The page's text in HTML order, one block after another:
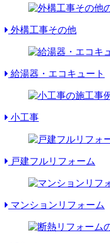
外構工事その他
給湯器・エコキュート
小工事
戸建フルリフォーム
マンションリフォーム